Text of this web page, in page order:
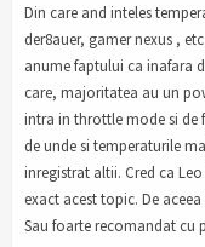
Din care and inteles
der8auer, gamer nexus ,
anume faptului ca inafara
care, majoritatea au un
intra in throttle mode si de
de unde si temperaturile
inregistrat altii. Cred ca
exact acest topic. De
Sau foarte recomandat cu